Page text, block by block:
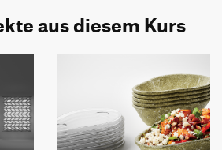
aus diesem Kurs